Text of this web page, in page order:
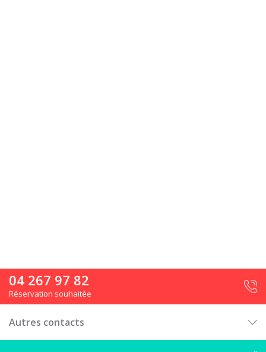
04 267 97 82
Réservation souhaitée
Autres contacts